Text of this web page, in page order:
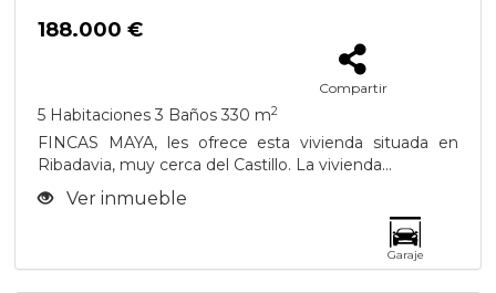
188.000 €
Compartir
5 Habitaciones 3 Baños 330 m2
FINCAS MAYA, les ofrece esta vivienda situada en
Ribadavia, muy cerca del Castillo. La vivienda...
Ver inmueble
Garaje